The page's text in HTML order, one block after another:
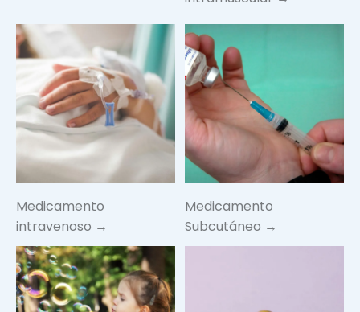
Medicamento
intravenoso →
Medicamento
Subcutáneo →